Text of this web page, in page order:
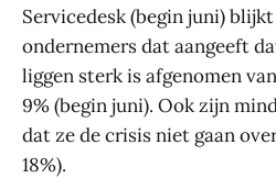
Servicedesk (begin juni)
ondernemers dat aangeeft
liggen sterk is afgenomen
9% (begin juni). Ook zijn
dat ze de crisis niet gaan
18%).